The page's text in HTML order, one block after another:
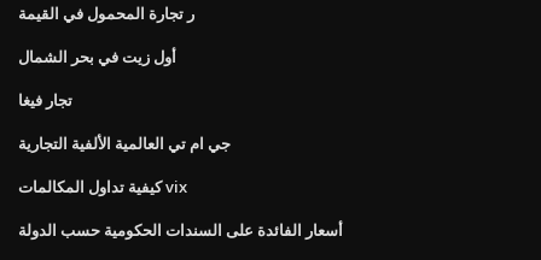
ر تجارة المحمول في القيمة
أول زيت في بحر الشمال
تجار فيغا
جي ام تي العالمية الألفية التجارية
كيفية تداول المكالمات vix
أسعار الفائدة على السندات الحكومية حسب الدولة